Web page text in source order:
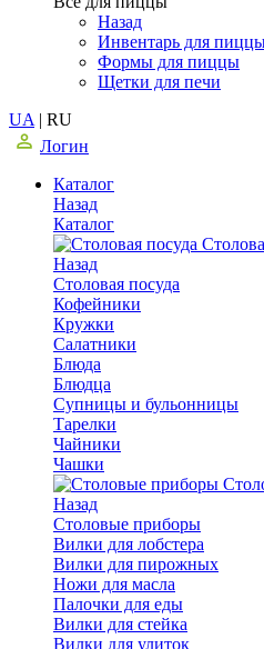
Назад
Инвентарь для
Формы для пиццы
Щетки для печи
UA | RU
Логин
Каталог
Назад
Каталог
Назад
Столовая посуда
Кофейники
Кружки
Салатники
Блюда
Блюдца
Супницы и бульонницы
Тарелки
Чайники
Чашки
Назад
Cтоловые приборы
Вилки для лобстера
Вилки для пирожных
Ножи для масла
Палочки для еды
Вилки для стейка
Вилки для улиток